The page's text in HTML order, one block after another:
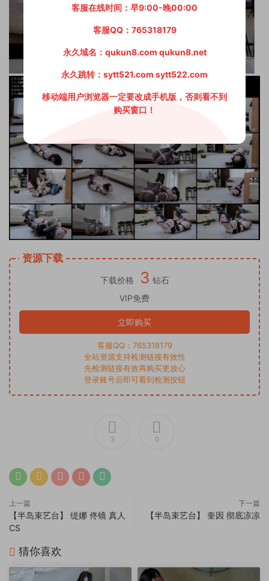
资源下载
下载价格 3 钻石
VIP免费
立即购买
客服QQ：765318179
全站资源支持检测链接有效性
先检测链接有效再购买更放心
登录账号后即可看到检测按钮
3 0
上一篇
【半岛束艺台】 缇娜 佟镜 真人
CS
下一篇
【半岛束艺台】 奎因 彻底凉凉
猜你喜欢
客服在线时间：早9:00-晚00:00
客服QQ：765318179
永久域名：qukun8.com qukun8.net
永久跳转：sytt521.com sytt522.com
移动端用户浏览器一定要改成手机版，否则看不到
购买窗口！